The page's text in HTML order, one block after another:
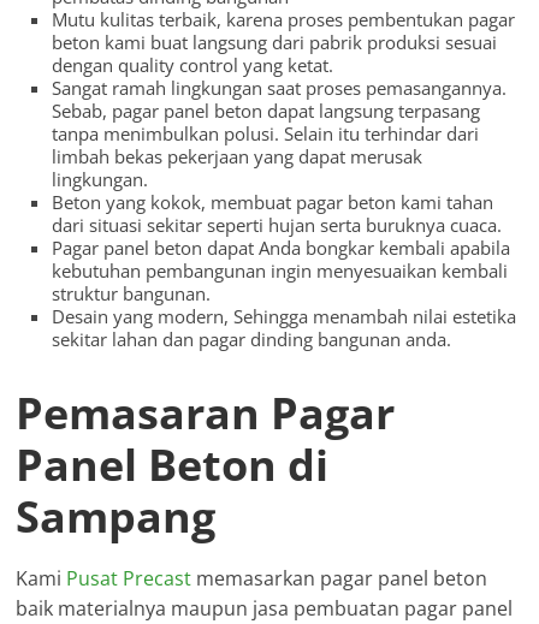
Mutu kulitas terbaik, karena proses pembentukan pagar
beton kami buat langsung dari pabrik produksi sesuai
dengan quality control yang ketat.
Sangat ramah lingkungan saat proses pemasangannya.
Sebab, pagar panel beton dapat langsung terpasang
tanpa menimbulkan polusi. Selain itu terhindar dari
limbah bekas pekerjaan yang dapat merusak
lingkungan.
Beton yang kokok, membuat pagar beton kami tahan
dari situasi sekitar seperti hujan serta buruknya cuaca.
Pagar panel beton dapat Anda bongkar kembali apabila
kebutuhan pembangunan ingin menyesuaikan kembali
struktur bangunan.
Desain yang modern, Sehingga menambah nilai estetika
sekitar lahan dan pagar dinding bangunan anda.
Pemasaran Pagar
Panel Beton di
Sampang
Kami Pusat Precast memasarkan pagar panel beton
baik materialnya maupun jasa pembuatan pagar panel